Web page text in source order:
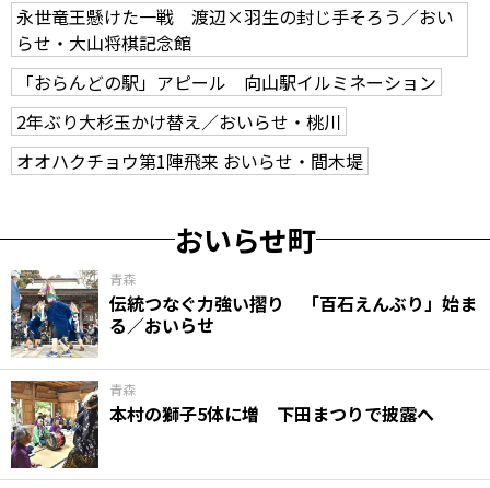
永世竜王懸けた一戦 渡辺×羽生の封じ手そろう／おい
らせ・大山将棋記念館
「おらんどの駅」アピール 向山駅イルミネーション
2年ぶり大杉玉かけ替え／おいらせ・桃川
オオハクチョウ第1陣飛来 おいらせ・間木堤
おいらせ町
青森
伝統つなぐ力強い摺り 「百石えんぶり」始ま
る／おいらせ
青森
本村の獅子5体に増 下田まつりで披露へ